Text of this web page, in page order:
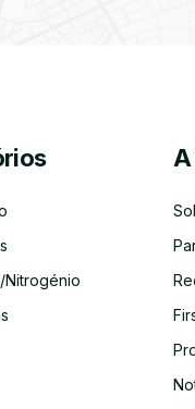
Nitrogénio
A